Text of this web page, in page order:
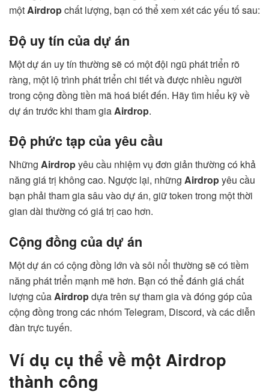
mộtAirdropchất lượng, bạn có thể xem xét các yếu tố sau:
Độ uy tín của dự án
Một dự án uy tín thường sẽ có một đội ngũ phát triển rõ
ràng, một lộ trình phát triển chi tiết và được nhiều người
trong cộng đồng tiền mã hoá biết đến. Hãy tìm hiểu kỹ về
dự án trước khi tham giaAirdrop.
Độ phức tạp của yêu cầu
Những Airdropyêu cầu nhiệm vụ đơn giản thường có khả
năng giá trị không cao. Ngược lại, những Airdropyêu cầu
bạn phải tham gia sâu vào dự án, giữ token trong một thời
gian dài thường có giá trị cao hơn.
Cộng đồng của dự án
Một dự án có cộng đồng lớn và sôi nổi thường sẽ có tiềm
năng phát triển mạnh mẽ hơn. Bạn có thể đánh giá chất
lượng của Airdropdựa trên sự tham gia và đóng góp của
cộng đồng trong các nhóm Telegram, Discord, và các diễn
đàn trực tuyến.
Ví dụ cụ thể về một Airdrop
thành công